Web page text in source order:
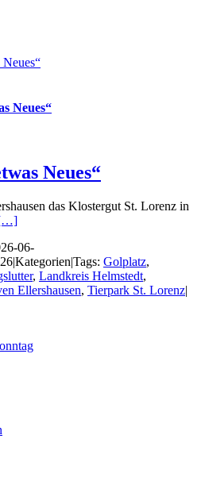
Neues“
Neues“
Neues“
das Klostergut St. Lorenz in
06-
|Kategorien|Tags: Golplatz,
, Landkreis Helmstedt,
Ellershausen, Tierpark St. Lorenz|